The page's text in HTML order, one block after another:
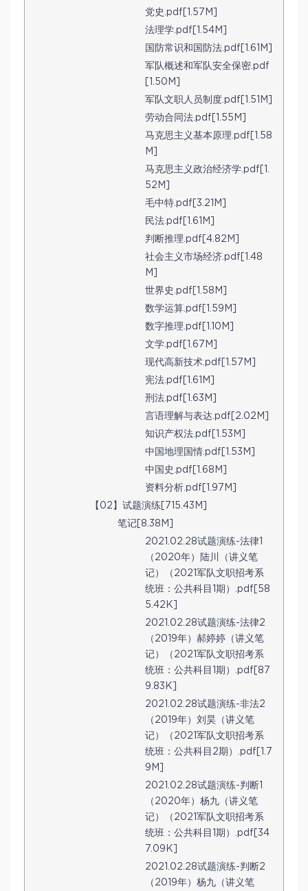
党史.pdf[1.57M]
法理学.pdf[1.54M]
国防常识和国防法.pdf[1.61M]
军队概述和军队安全保密.pdf
[1.50M]
军队文职人员制度.pdf[1.51M]
劳动合同法.pdf[1.55M]
马克思主义基本原理.pdf[1.58
M]
马克思主义政治经济学.pdf[1.
52M]
毛中特.pdf[3.21M]
民法.pdf[1.61M]
判断推理.pdf[4.82M]
社会主义市场经济.pdf[1.48
M]
世界史.pdf[1.58M]
数学运算.pdf[1.59M]
数字推理.pdf[1.10M]
文学.pdf[1.67M]
现代高新技术.pdf[1.57M]
宪法.pdf[1.61M]
刑法.pdf[1.63M]
言语理解与表达.pdf[2.02M]
知识产权法.pdf[1.53M]
中国地理国情.pdf[1.53M]
中国史.pdf[1.68M]
资料分析.pdf[1.97M]
【02】试题演练[715.43M]
笔记[8.38M]
2021.02.28试题演练-法律1
（2020年）陆川（讲义笔
记）（2021军队文职招考系
统班：公共科目1期）.pdf[58
5.42K]
2021.02.28试题演练-法律2
（2019年）郝婷婷（讲义笔
记）（2021军队文职招考系
统班：公共科目1期）.pdf[87
9.83K]
2021.02.28试题演练-非法2
（2019年）刘昊（讲义笔
记）（2021军队文职招考系
统班：公共科目2期）.pdf[1.7
9M]
2021.02.28试题演练-判断1
（2020年）杨九（讲义笔
记）（2021军队文职招考系
统班：公共科目1期）.pdf[34
7.09K]
2021.02.28试题演练-判断2
（2019年）杨九（讲义笔